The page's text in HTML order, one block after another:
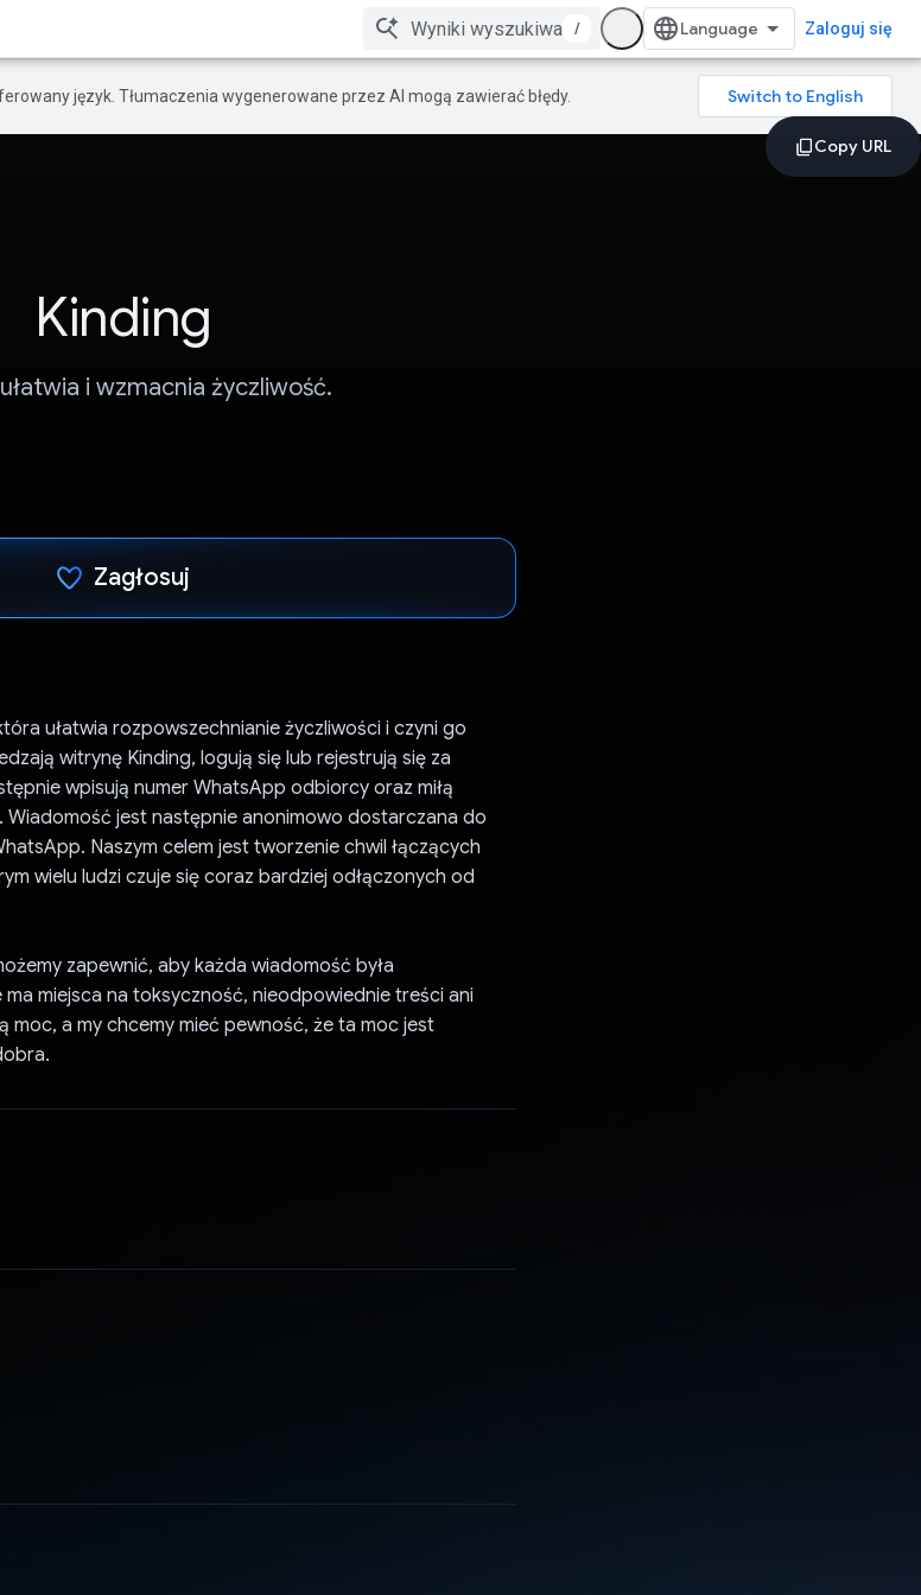
/ Zaloguj się
język. Tłumaczenia wygenerowane przez AI mogą zawierać błędy.
Kinding
i wzmacnia życzliwość.
Zagłosuj
ułatwia rozpowszechnianie życzliwości i czyni go
witrynę Kinding, logują się lub rejestrują się za
wpisują numer WhatsApp odbiorcy oraz miłą
Wiadomość jest następnie anonimowo dostarczana do
Naszym celem jest tworzenie chwil łączących
wielu ludzi czuje się coraz bardziej odłączonych od
zapewnić, aby każda wiadomość była
miejsca na toksyczność, nieodpowiednie treści ani
moc, a my chcemy mieć pewność, że ta moc jest